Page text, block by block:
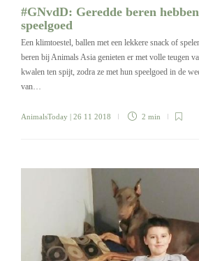
#GNvdD: Geredde beren
speelgoed
Een klimtoestel, ballen met een lekkere snack of
beren bij Animals Asia genieten er met volle teugen
kwalen ten spijt, zodra ze met hun speelgoed in de
van…
AnimalsToday | 26 11 2018 2 min